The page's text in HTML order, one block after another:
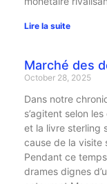
Lire la suite
Marché des
October 28, 2025
Dans notre
s’agitent selon
et la livre sterling
cause de la visite
Pendant ce
drames dignes